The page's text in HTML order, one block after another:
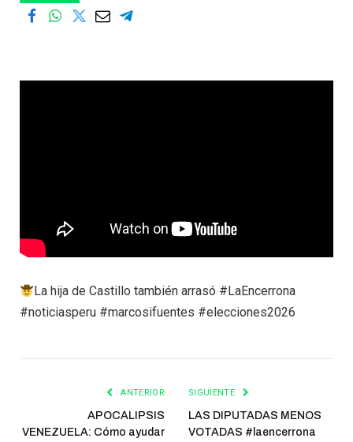
La hija de Castillo también arrasó #LaEncerrona
#noticiasperu #marcosifuentes #elecciones2026
ANTERIOR
APOCALIPSIS
VENEZUELA: Cómo ayudar
SIGUIENTE
LAS DIPUTADAS MENOS
VOTADAS #laencerrona